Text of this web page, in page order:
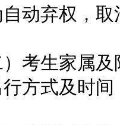
动弃权，
生家属及
方式及时